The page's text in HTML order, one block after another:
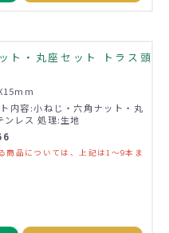
ト・丸座セット トラス頭
内容:小ねじ・六角ナット・丸
レス 処理:生地
商品については、上記は1～9本ま